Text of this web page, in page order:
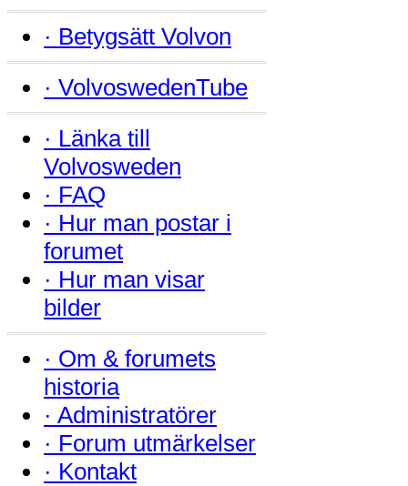
· Betygsätt Volvon
· VolvoswedenTube
· Länka till
Volvosweden
· FAQ
· Hur man postar i
forumet
· Hur man visar
bilder
· Om & forumets
historia
· Administratörer
· Forum utmärkelser
· Kontakt